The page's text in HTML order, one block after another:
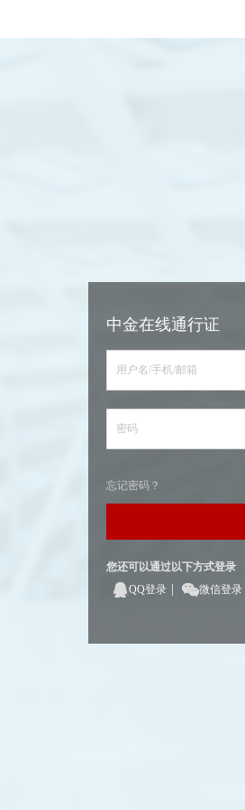
中金在线通行证
用户名/手机/邮箱
密码
忘记密码？
您还可以通过以下方式登录
QQ登录
微信登录